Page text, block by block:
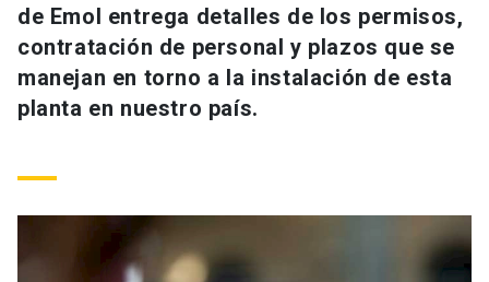
Estudiantes
Académicos
Personal
Alumni
Padres y familia
ACCESOS DIRECTOS
Admisión launch
Mi Cuenta UC launch
Biblioteca
de Emol entrega detalles de los permisos,
contratación de personal y plazos que se
manejan en torno a la instalación de esta
planta en nuestro país.